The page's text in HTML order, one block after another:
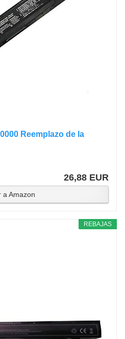
Reemplazo de la
26,88 EUR
a Amazon
REBAJAS